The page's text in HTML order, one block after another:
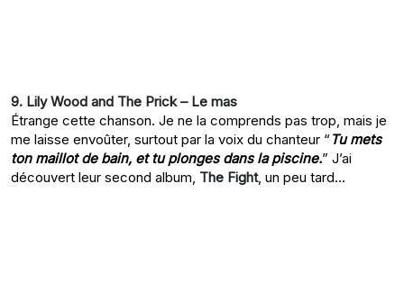
9. Lily Wood and The Prick – Le mas
Étrange cette chanson. Je ne la comprends pas trop, mais je
me laisse envoûter, surtout par la voix du chanteur “ Tu mets
ton maillot de bain, et tu plonges dans la piscine.” J’ai
découvert leur second album, The Fight, un peu tard…